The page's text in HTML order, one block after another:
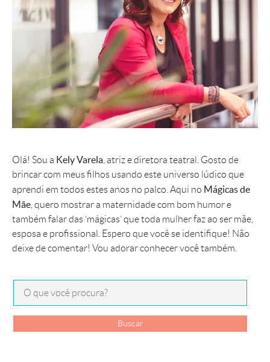
Olá! Sou a Kely Varela , atriz e diretora teatral. Gosto de
brincar com meus filhos usando este universo lúdico que
aprendi em todos estes anos no palco. Aqui no Mágicas de
Mãe , quero mostrar a maternidade com bom humor e
também falar das ‘mágicas’ que toda mulher faz ao ser mãe,
esposa e profissional. Espero que você se identifique! Não
deixe de comentar! Vou adorar conhecer você também.